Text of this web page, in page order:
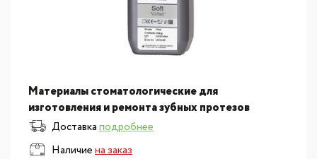
Материалы стоматологические для
изготовления и ремонта зубных протезов
Vertex:Пластмасса для ремонта полных съемных
зубных протезов и для м?
Доставкаподробнее
Наличиена заказ